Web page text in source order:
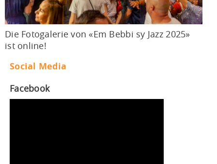
Die Fotogalerie von «Em Bebbi sy Jazz 2025»
ist online!
Social Media
Facebook